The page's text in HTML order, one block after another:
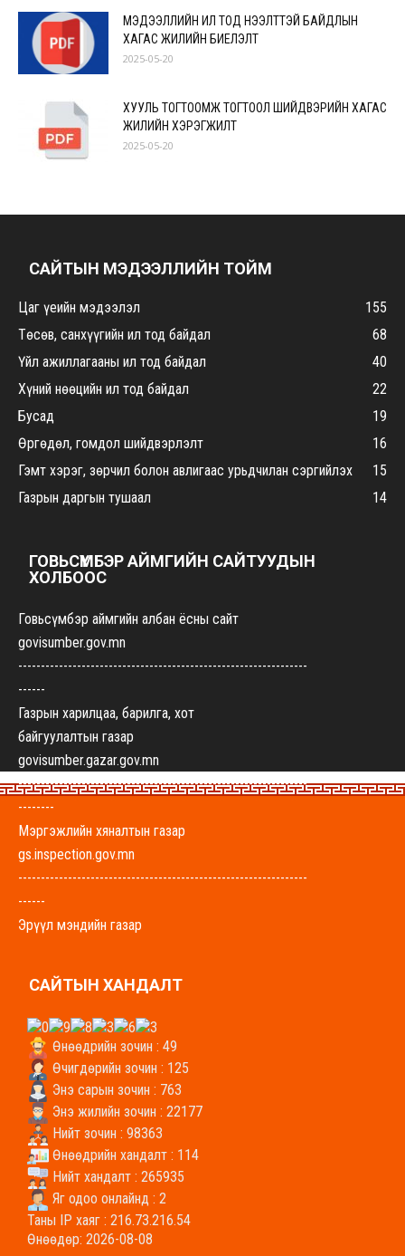
МЭДЭЭЛЛИЙН ИЛ ТОД НЭЭЛТТЭЙ БАЙДЛЫН
ХАГАС ЖИЛИЙН БИЕЛЭЛТ
2025-05-20
ХУУЛЬ ТОГТООМЖ ТОГТООЛ ШИЙДВЭРИЙН ХАГАС
ЖИЛИЙН ХЭРЭГЖИЛТ
2025-05-20
САЙТЫН МЭДЭЭЛЛИЙН ТОЙМ
Цаг үеийн мэдээлэл
155
Төсөв, санхүүгийн ил тод байдал
68
Үйл ажиллагааны ил тод байдал
40
Хүний нөөцийн ил тод байдал
22
Бусад
19
Өргөдөл, гомдол шийдвэрлэлт
16
Гэмт хэрэг, зөрчил болон авлигаас урьдчилан сэргийлэх
15
Газрын даргын тушаал
14
ГОВЬСҮМБЭР АЙМГИЙН САЙТУУДЫН
ХОЛБООС
Говьсүмбэр аймгийн албан ёсны сайт
govisumber.gov.mn
----------------------------------------------------------------
------
Газрын харилцаа, барилга, хот
байгуулалтын газар
govisumber.gazar.gov.mn
----------------------------------------------------------------
--------
Мэргэжлийн хяналтын газар
gs.inspection.gov.mn
----------------------------------------------------------------
------
Эрүүл мэндийн газар
----------------------------------------------------------------
-------
Хүнс, хөдөө аж ахуйн газар
uhaag.gs.gov.mn
----------------------------------------------------------------
-------
Боловсрол, соёл, урлагийн газар
bolovsrol.gs.gov.mn
----------------------------------------------------------------
-----
Байгаль орчин аялал жуулчлалын газар
baigal.gs.gov.mn/
САЙТЫН ХАНДАЛТ
Өнөөдрийн зочин : 49
Өчигдөрийн зочин : 125
Энэ сарын зочин : 763
Энэ жилийн зочин : 22177
Нийт зочин : 98363
Өнөөдрийн хандалт : 114
Нийт хандалт : 265935
Яг одоо онлайнд : 2
Таны IP хаяг : 216.73.216.54
Өнөөдөр: 2026-08-08